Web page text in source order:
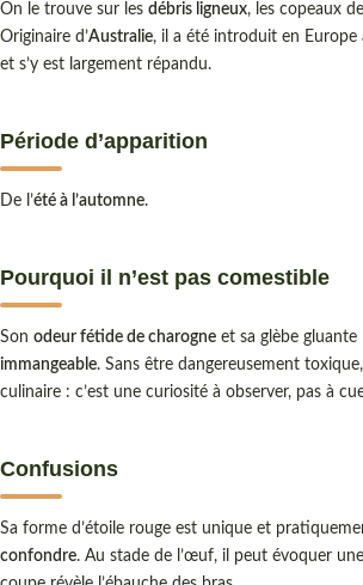
On le trouve sur les débris ligneux, les copeaux
Originaire d’Australie, il a été introduit en Europe
et s’y est largement répandu.
Période d’apparition
De l’été à l’automne.
Pourquoi il n’est pas comestible
Son odeur fétide de charogne et sa glèbe
immangeable. Sans être dangereusement
culinaire : c’est une curiosité à observer, pas à
Confusions
Sa forme d’étoile rouge est unique et
confondre. Au stade de l’œuf, il peut évoquer